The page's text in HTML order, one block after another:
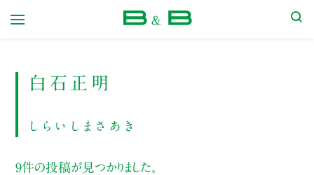
白石正明
しらいしまさあき
9件の投稿が見つかりました。